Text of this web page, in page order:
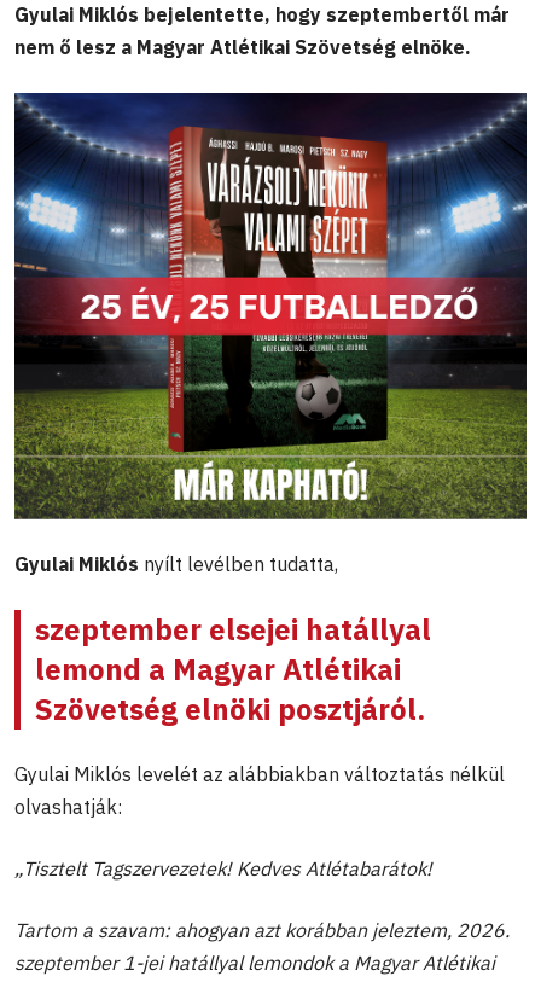
Gyulai Miklós bejelentette, hogy szeptembertől már
nem ő lesz a Magyar Atlétikai Szövetség elnöke.
Gyulai Miklós nyílt levélben tudatta,
szeptember elsejei hatállyal
lemond a Magyar Atlétikai
Szövetség elnöki posztjáról.
Gyulai Miklós levelét az alábbiakban változtatás nélkül
olvashatják:
„Tisztelt Tagszervezetek! Kedves Atlétabarátok!
Tartom a szavam: ahogyan azt korábban jeleztem, 2026.
szeptember 1-jei hatállyal lemondok a Magyar Atlétikai